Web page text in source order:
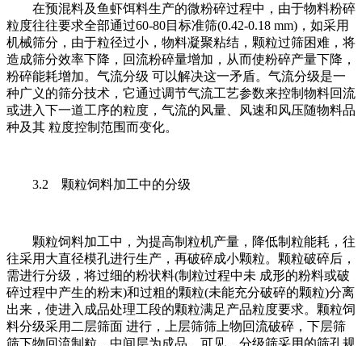
在预混料及鱼虾饵料生产的微粉碎过程中，由于物料粉碎
粒度往往要求全部通过60-80目标准筛(0.42-0.18 mm)，如采用
机械筛分，由于粒径过小，物料凝聚粘结，颗粒过筛困难，将
造成筛分效率下降，回流粉碎量增加，从而使粉碎产量下降，
粉碎能耗增加。气流分级 可以解决这一矛盾。气流分级是一
种广义的筛分技术，它通过调节气流工艺参数来控制物料回流
或进入下一道工序的粒度，气流的风量、风速和风压随物料品
种及其 粒度控制范围而变化。
3.2 颗粒饲料加工中的分级
颗粒饲料加工中，为提高制粒机产量，降低制粒能耗，往
往采用大直径模孔进行生产，再破碎成小颗粒。颗粒破碎后，
需进行分级，将过细的粉状料(制粒过程中未 成形的粉料或破
碎过程中产生的粉末)和过粗的颗粒(未能充分破碎的颗粒)分离
出来，使进入成品处理工段的颗粒满足产品粒度要求。颗粒饲
料分级采用二层筛面 进行，上层筛筛上物回流破碎，下层筛
筛下物回流制粒，中间层为成品。可见，分级筛采用的筛孔规